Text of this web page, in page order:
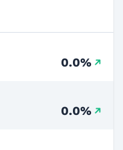
0.0%
0.0%